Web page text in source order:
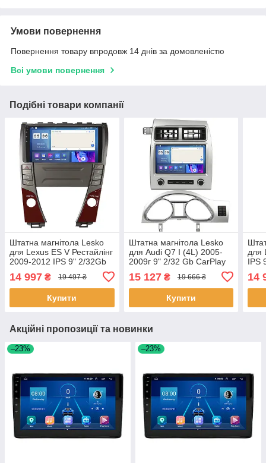
Умови повернення
Повернення товару впродовж 14 днів за домовленістю
Всі умови повернення
Подібні товари компанії
Штатна магнітола Lesko
для Lexus ES V Рестайлінг
2009-2012 IPS 9" 2/32Gb
Prime 2 шт.
14 997 ₴ 19 497 ₴
Купити
Штатна магнітола Lesko
для Audi Q7 I (4L) 2005-
2009г 9" 2/32 Gb CarPlay
3шт
15 127₴ 19 666 ₴
Купити
для
IPS
шт.
14
Акційні пропозиції та новинки
–23% –23%